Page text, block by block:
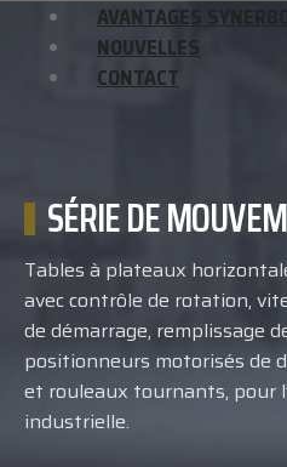
AVANTAGES
NOUVELLES
CONTACT
SÉRIE DE
Tables à plateaux
avec contrôle de rotation,
de démarrage, remplissage
positionneurs motorisés de
et rouleaux tournants, pour
industrielle.